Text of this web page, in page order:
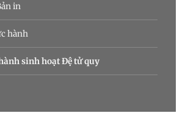
in
hành
sinh hoạt Đệ tử quy